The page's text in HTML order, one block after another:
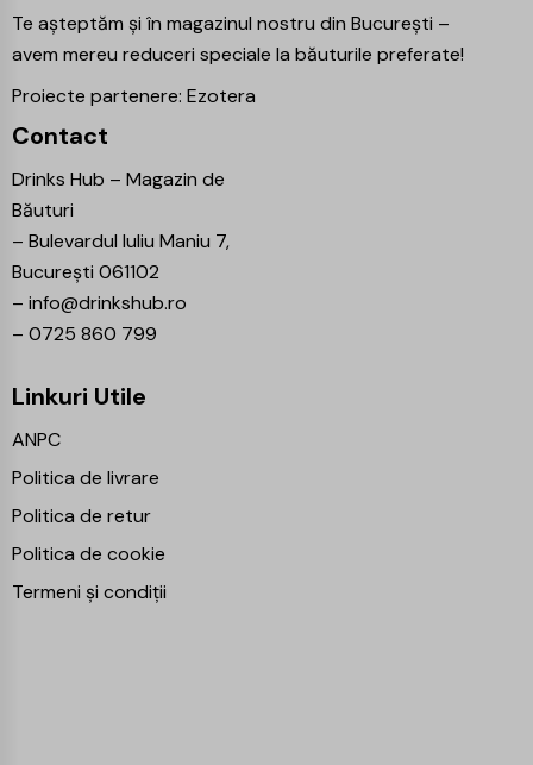
Te așteptăm și în magazinul nostru din București –
avem mereu reduceri speciale la băuturile preferate!
Proiecte partenere: Ezotera
Contact
Drinks Hub – Magazin de
Băuturi
– Bulevardul Iuliu Maniu 7,
București 061102
– info@drinkshub.ro
– 0725 860 799
Linkuri Utile
ANPC
Politica de livrare
Politica de retur
Politica de cookie
Termeni și condiții